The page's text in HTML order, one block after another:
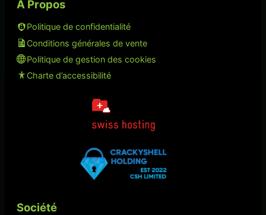
À Propos
Politique de confidentialité
Conditions générales de vente
Politique de gestion des cookies
Charte d’accessibilité
Société